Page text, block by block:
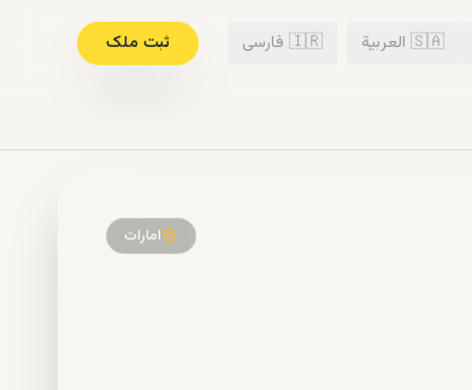
🇸🇦 العربية 🇮🇷 فارسی ثبت ملک
امارات